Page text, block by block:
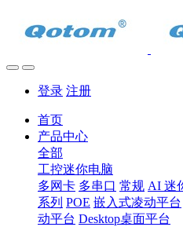
登录 注册
首页
产品中心
全部
工控迷你电脑
多网卡 多串口 常规 AI 迷
系列 POE 嵌入式凌动平台
动平台 Desktop桌面平台